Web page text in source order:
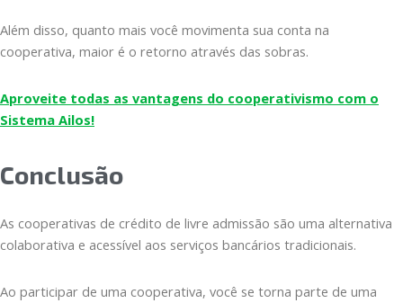
Além disso, quanto mais você movimenta sua conta na
cooperativa, maior é o retorno através das sobras.
Aproveite todas as vantagens do cooperativismo com o
Sistema Ailos!
Conclusão
As cooperativas de crédito de livre admissão são uma alternativa
colaborativa e acessível aos serviços bancários tradicionais.
Ao participar de uma cooperativa, você se torna parte de uma